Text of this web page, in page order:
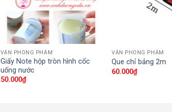
VĂN PHÒNG PHẨM
Giấy Note hộp tròn hình cốc
uống nước
50.000₫
VĂN PHÒNG PHẨM
Que chỉ bảng 2m
60.000₫